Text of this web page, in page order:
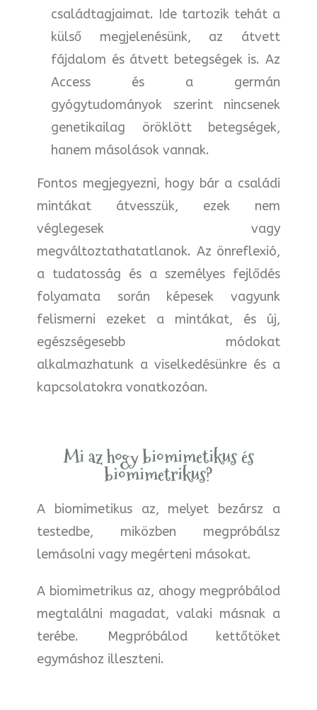
családtagjaimat. Ide tartozik tehát a
külső megjelenésünk, az átvett
fájdalom és átvett betegségek is. Az
Access és a germán
gyógytudományok szerint nincsenek
genetikailag öröklött betegségek,
hanem másolások vannak.
Fontos megjegyezni, hogy bár a családi
mintákat átvesszük, ezek nem
véglegesek vagy
megváltoztathatatlanok. Az önreflexió,
a tudatosság és a személyes fejlődés
folyamata során képesek vagyunk
felismerni ezeket a mintákat, és új,
egészségesebb módokat
alkalmazhatunk a viselkedésünkre és a
kapcsolatokra vonatkozóan.
Mi az hogy biomimetikus és
biomimetrikus?
A biomimetikus az, melyet bezársz a
testedbe, miközben megpróbálsz
lemásolni vagy megérteni másokat.
A biomimetrikus az, ahogy megpróbálod
megtalálni magadat, valaki másnak a
terébe. Megpróbálod kettőtöket
egymáshoz illeszteni.